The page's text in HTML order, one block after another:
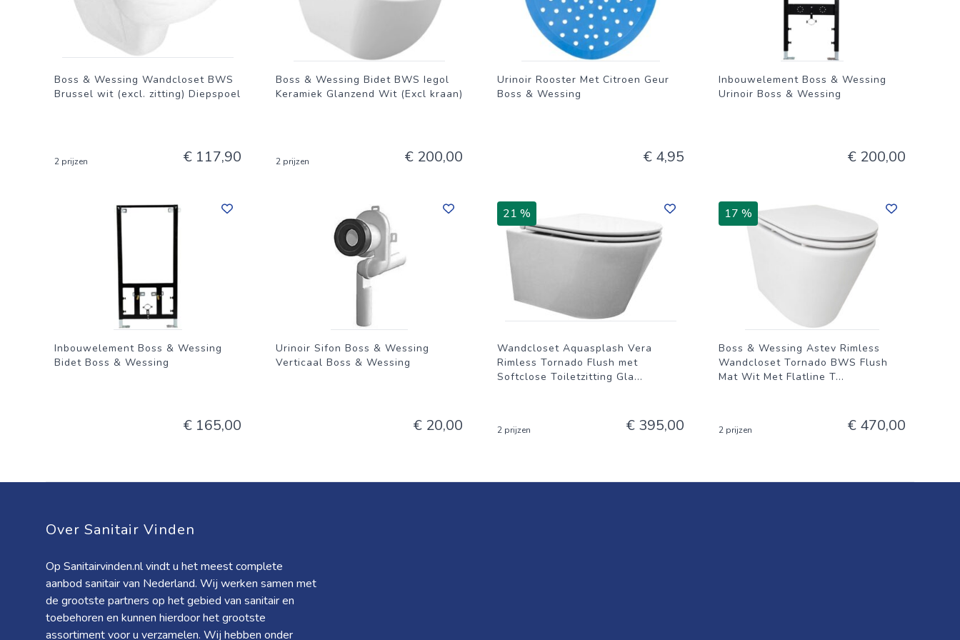
Boss & Wessing Wandcloset BWS
Brussel wit (excl. zitting) Diepspoel
2 prijzen € 117,90
Boss & Wessing Bidet BWS Iegol
Keramiek Glanzend Wit (Excl kraan)
2 prijzen € 200,00
Urinoir Rooster Met Citroen Geur
Boss & Wessing
€ 4,95
Inbouwelement Boss & Wessing
Urinoir Boss & Wessing
€ 200,00
Inbouwelement Boss & Wessing
Bidet Boss & Wessing
€ 165,00
Urinoir Sifon Boss & Wessing
Verticaal Boss & Wessing
€ 20,00
21 %
Wandcloset Aquasplash Vera
Rimless Tornado Flush met
Softclose Toiletzitting Gla...
2 prijzen € 395,00
17 %
Boss & Wessing Astev Rimless
Wandcloset Tornado BWS Flush
Mat Wit Met Flatline T...
2 prijzen € 470,00
Over Sanitair Vinden
Op Sanitairvinden.nl vindt u het meest complete
aanbod sanitair van Nederland. Wij werken samen met
de grootste partners op het gebied van sanitair en
toebehoren en kunnen hierdoor het grootste
assortiment voor u verzamelen. Wij hebben onder